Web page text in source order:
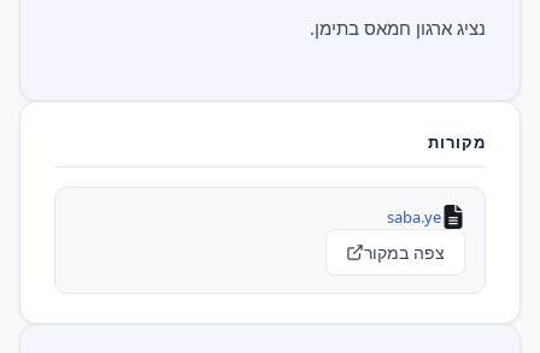
נציג ארגון חמאס בתימן.
מקורות
saba.ye
צפה במקור